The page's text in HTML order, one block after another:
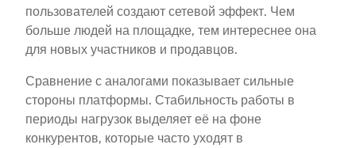
пользователей создают сетевой эффект. Чем
больше людей на площадке, тем интереснее она
для новых участников и продавцов.
Сравнение с аналогами показывает сильные
стороны платформы. Стабильность работы в
периоды нагрузок выделяет её на фоне
конкурентов, которые часто уходят в